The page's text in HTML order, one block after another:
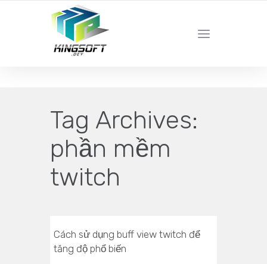
YOUR LOCAL DIGITAL MARKETING AGENCY
Tag Archives:
phần mềm
twitch
Cách sử dụng buff view twitch để
tăng độ phổ biến